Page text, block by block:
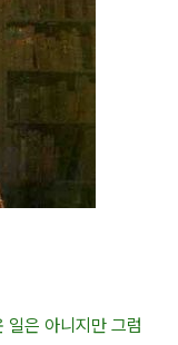
일은 아니지만 그럼